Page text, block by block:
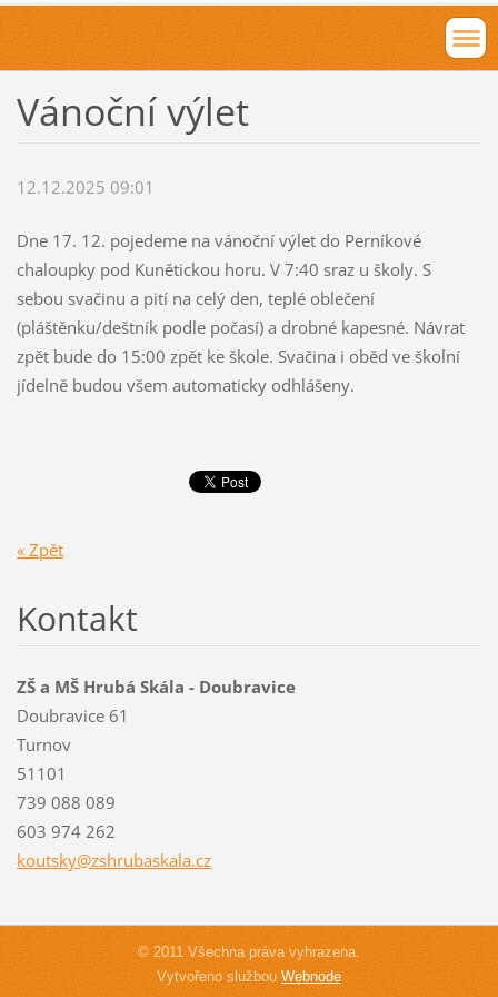
Vánoční výlet
12.12.2025 09:01
Dne 17. 12. pojedeme na vánoční výlet do Perníkové
chaloupky pod Kunětickou horu. V 7:40 sraz u školy. S
sebou svačinu a pití na celý den, teplé oblečení
(pláštěnku/deštník podle počasí) a drobné kapesné. Návrat
zpět bude do 15:00 zpět ke škole. Svačina i oběd ve školní
jídelně budou všem automaticky odhlášeny.
« Zpět
Kontakt
ZŠ a MŠ Hrubá Skála - Doubravice
Doubravice 61
Turnov
51101
739 088 089
603 974 262
koutsky@zshrubaskala.cz
© 2011 Všechna práva vyhrazena.
Vytvořeno službouWebnode